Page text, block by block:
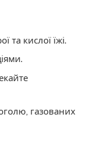
та кислої їжі.
газованих